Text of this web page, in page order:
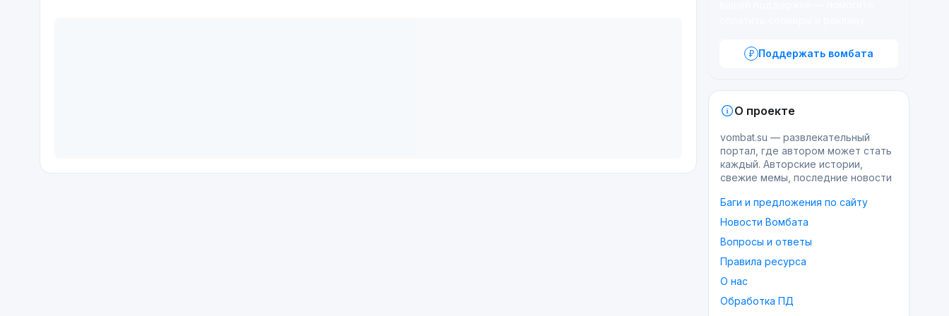
Поддержать вомбата
О проекте
vombat.su — развлекательный
портал, где автором может стать
каждый. Авторские истории,
свежие мемы, последние новости
Баги и предложения по сайту
Новости Вомбата
Вопросы и ответы
Правила ресурса
О нас
Обработка ПД